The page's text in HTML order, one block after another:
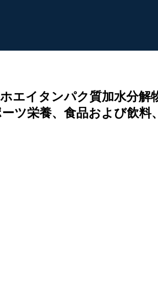
エイタンパク質加水分解
ツ栄養、食品および飲料